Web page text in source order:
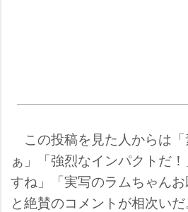
この投稿を見た人からは
ぁ」「強烈なインパクトだ
すね」「実写のラムちゃん
と絶賛のコメントが相次いだ